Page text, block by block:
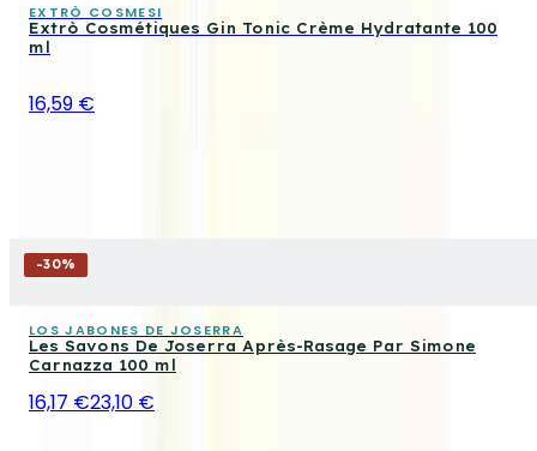
EXTRÒ COSMESI
Extrò Cosmétiques Gin Tonic Crème Hydratante 100
ml
16,59 €
-30%
LOS JABONES DE JOSERRA
Les Savons De Joserra Après-Rasage Par Simone
Carnazza 100 ml
16,17 €23,10 €